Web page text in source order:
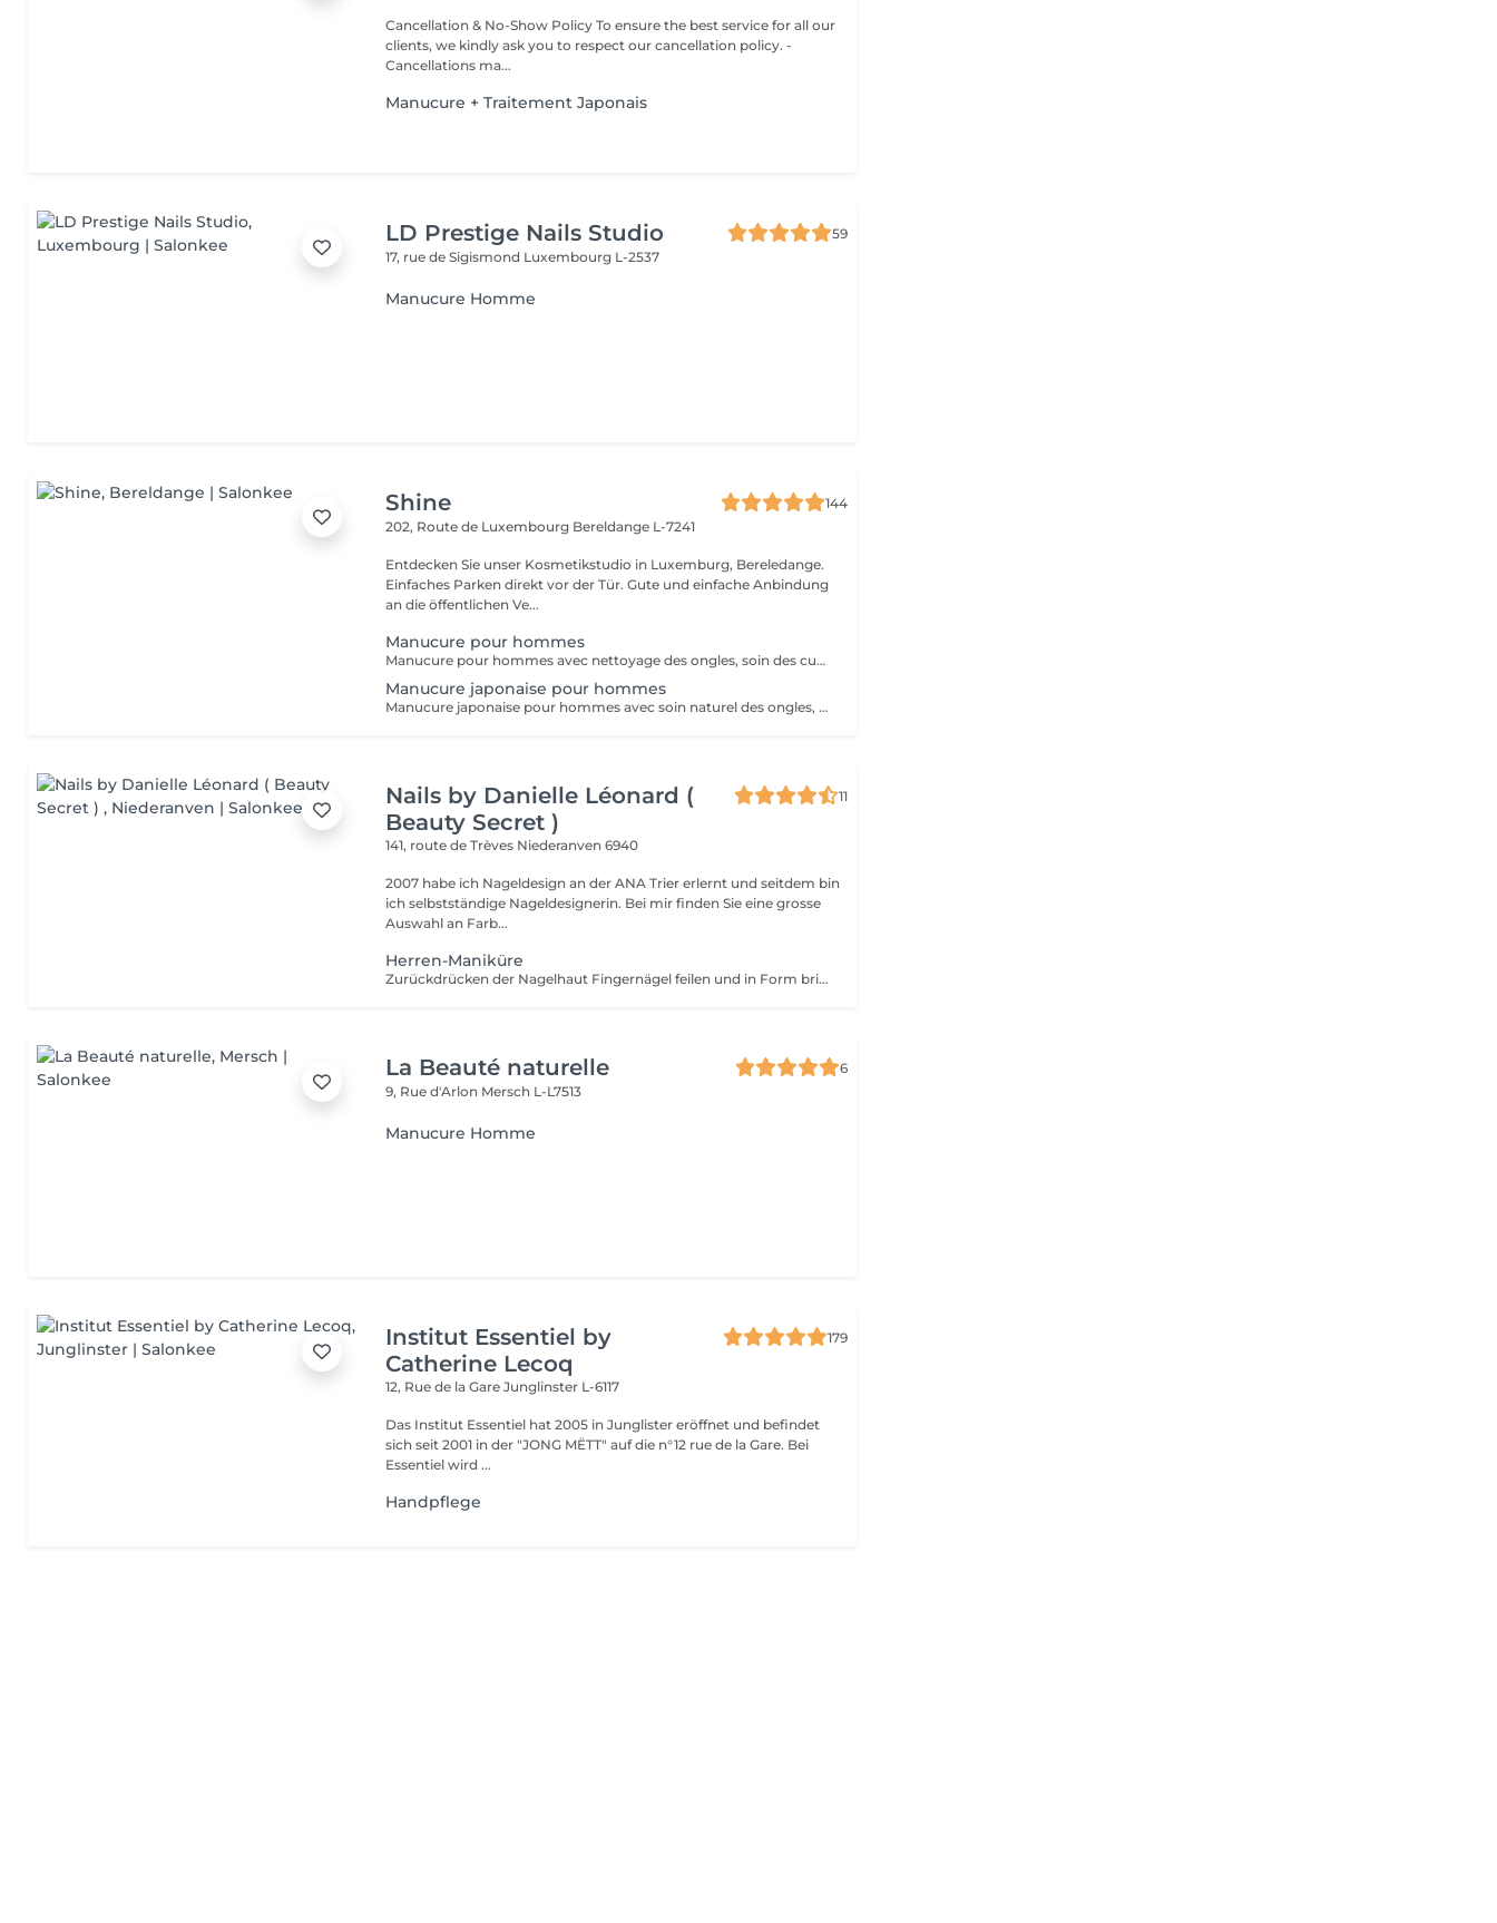
Cancellation & No-Show Policy To ensure the best service for all our
clients, we kindly ask you to respect our cancellation policy. -
Cancellations ma...
Manucure + Traitement Japonais
LD Prestige Nails Studio
59
17, rue de Sigismond Luxembourg L-2537
Manucure Homme
Shine
144
202, Route de Luxembourg Bereldange L-7241
Entdecken Sie unser Kosmetikstudio in Luxemburg, Bereledange.
Einfaches Parken direkt vor der Tür. Gute und einfache Anbindung
an die öffentlichen Ve...
Manucure pour hommes
Manucure pour hommes avec nettoyage des ongles, soin des cuticules, mise en forme et hydratation des mains. Idéal pour des mains propres, soignées et naturelles.
Manucure japonaise pour hommes
Manucure japonaise pour hommes avec soin naturel des ongles, polissage avec pâte minérale et poudre nutritive. Renforce les ongles, donne une brillance naturelle et un aspect soigné sans vernis.
Nails by Danielle Léonard (
Beauty Secret )
11
141, route de Trèves Niederanven 6940
2007 habe ich Nageldesign an der ANA Trier erlernt und seitdem bin
ich selbstständige Nageldesignerin. Bei mir finden Sie eine grosse
Auswahl an Farb...
Herren-Maniküre
Zurückdrücken der Nagelhaut Fingernägel feilen und in Form bringen .
La Beauté naturelle
6
9, Rue d'Arlon Mersch L-L7513
Manucure Homme
Institut Essentiel by
Catherine Lecoq
179
12, Rue de la GareJunglinster L-6117
Das Institut Essentiel hat 2005 in Junglister eröffnet und befindet
sich seit 2001 in der "JONG MËTT" auf die n°12 rue de la Gare. Bei
Essentiel wird ...
Handpflege